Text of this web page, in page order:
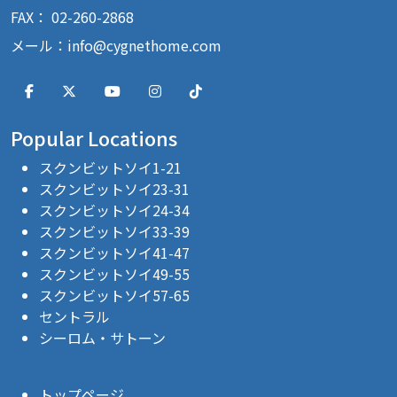
FAX： 02-260-2868
メール： info@cygnethome.com
Popular Locations
スクンビットソイ1-21
スクンビットソイ23-31
スクンビットソイ24-34
スクンビットソイ33-39
スクンビットソイ41-47
スクンビットソイ49-55
スクンビットソイ57-65
セントラル
シーロム・サトーン